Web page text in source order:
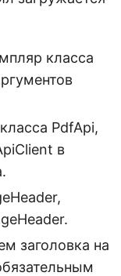
класса
PdfApi,
в
заголовка на